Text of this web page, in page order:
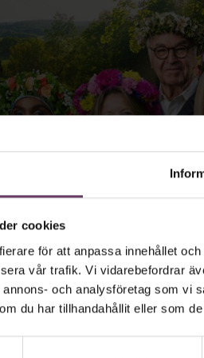
cookies
för att anpassa innehållet
vår trafik. Vi vidarebefordrar
och analysföretag som vi
du har tillhandahållit eller som